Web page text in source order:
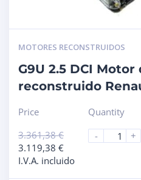
MOTORES RECONSTRUIDOS
G9U 2.5 DCI
reconstruido
Price
3.361,38€
3.119,38 €
I.V.A. incluido
Quantity
-
+